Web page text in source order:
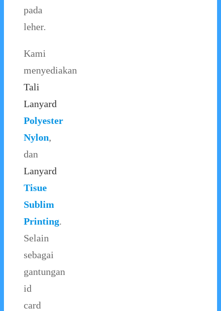
pada
leher.
Kami
menyediakan
Tali
Lanyard
Polyester
Nylon,
dan
Lanyard
Tisue
Sublim
Printing.
Selain
sebagai
gantungan
id
card